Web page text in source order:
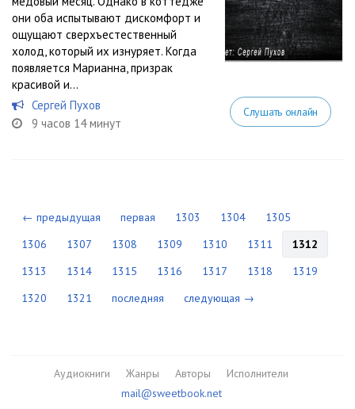
они оба испытывают дискомфорт и
ощущают сверхъестественный
холод, который их изнуряет. Когда
появляется Марианна, призрак
красивой и...
Сергей Пухов
9 часов 14 минут
Слушать онлайн
← предыдущая первая 1303 1304
1305
1306
1307 1308 1309 1310 1311
1312
1313
1314 1315 1316 1317 1318
1319
1320
1321 последняя следующая →
Аудиокниги Жанры Авторы
Исполнители
mail@sweetbook.net